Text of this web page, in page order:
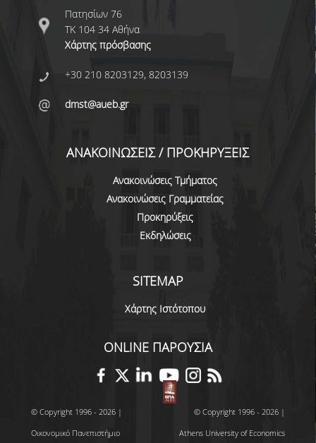
Πατησίων 76
ΤΚ 104 34 Αθήνα
Χάρτης πρόσβασης
+30 210 8203129, 8203139
dmst@aueb.gr
ΑΝΑΚΟΙΝΩΣΕΙΣ / ΠΡΟΚΗΡΥΞΕΙΣ
Ανακοινώσεις Τμήματος
Ανακοινώσεις Γραμματείας
Προκηρύξεις
Εκδηλώσεις
SITEMAP
Χάρτης Ιστότοπου
ONLINE ΠΑΡΟΥΣΙΑ
© Copyright 1996 - 2026 |
Οικονομικό Πανεπιστήμιο
© Copyright 1996 - 2026 |
Athens University of Economics